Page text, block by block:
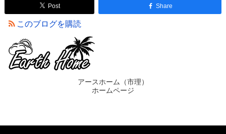
Post Share
このブログを購読
アースホーム（市理）
ホームページ